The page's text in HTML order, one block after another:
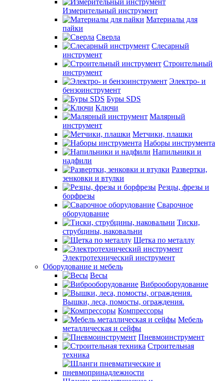
Измерительный инструмент
Материалы для
пайки
Сверла
Слесарный
инструмент
Строительный
инструмент
Электро- и
бензоинструмент
Буры SDS
Ключи
Малярный
инструмент
Метчики, плашки
Наборы инструмента
Напильники и
надфили
Развертки,
зенковки и втулки
Резцы, фрезы и
борфрезы
Сварочное
оборудование
Тиски,
струбцины, наковальни
Щетка по металлу
Электротехнический инструмент
Оборудование и мебель
Весы
Виброоборудование
Вышки, леса, помосты, ограждения.
Компрессоры
Мебель
металлическая и сейфы
Пневмоинструмент
Строительная
техника